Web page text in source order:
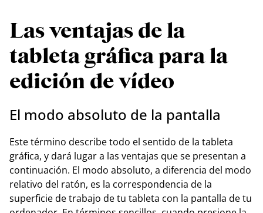
Las ventajas de la
tableta gráfica para la
edición de vídeo
El modo absoluto de la pantalla
Este término describe todo el sentido de la tableta
gráfica, y dará lugar a las ventajas que se presentan a
continuación. El modo absoluto, a diferencia del modo
relativo del ratón, es la correspondencia de la
superficie de trabajo de tu tableta con la pantalla de tu